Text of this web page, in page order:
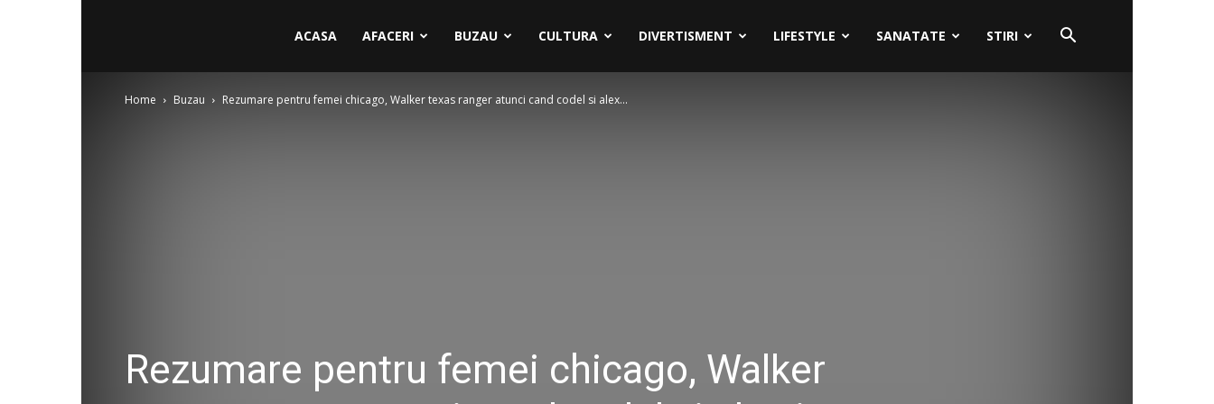
ACASA AFACERI BUZAU CULTURA DIVERTISMENT LIFESTYLE SANATATE STIRI
Home Buzau Rezumare pentru femei chicago, Walker texas ranger atunci cand codel si alex...
Rezumare pentru femei chicago, Walker